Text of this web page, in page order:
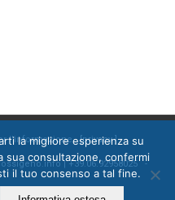
l'informazione [privacy]
| +39.06.92958025 -
la migliore esperienza su
sua consultazione, confermi
il tuo consenso a tal fine.